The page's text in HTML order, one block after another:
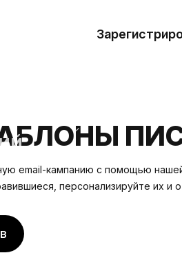
email-кампанию с помощью
персонализируйте их и